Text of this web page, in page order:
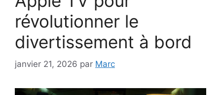
révolutionner le
divertissement à bord
janvier 21, 2026 par Marc